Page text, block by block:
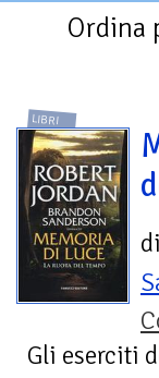
Ordina
LIBRI
di
Gli eserciti